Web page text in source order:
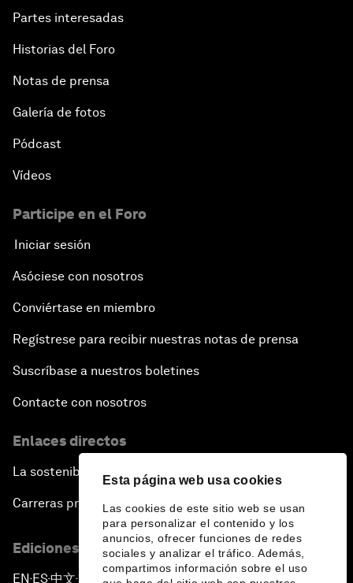
Esta página web usa cookies
Las cookies de este sitio web se usan
para personalizar el contenido y los
anuncios, ofrecer funciones de redes
sociales y analizar el tráfico. Además,
compartimos información sobre el uso
Partes interesadas
Historias del Foro
Notas de prensa
Galería de fotos
Pódcast
Vídeos
Participe en el Foro
Iniciar sesión
Asóciese con nosotros
Conviértase en miembro
Regístrese para recibir nuestras notas de prensa
Suscríbase a nuestros boletines
Contacte con nosotros
Enlaces directos
La sostenibilidad en el Foro
Carreras profesionales
Ediciones en otros idiomas
EN ▪ES▪中文▪ 日本語